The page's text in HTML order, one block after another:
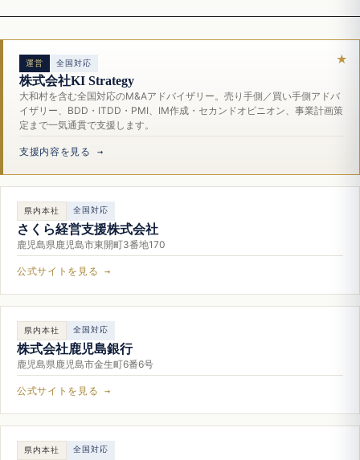
運営 全国対応
株式会社KI Strategy
大和村を含む全国対応のM&Aアドバイザリー。売り手側／買い手側アドバ
イザリー、BDD・ITDD・PMI、IM作成・セカンドオピニオン、事業計画策
定まで一気通貫で支援します。
支援内容を見る →
県内本社 全国対応
さくら経営支援株式会社
鹿児島県鹿児島市東開町3番地170
公式サイトを見る →
県内本社 全国対応
株式会社鹿児島銀行
鹿児島県鹿児島市金生町6番6号
公式サイトを見る →
県内本社 全国対応